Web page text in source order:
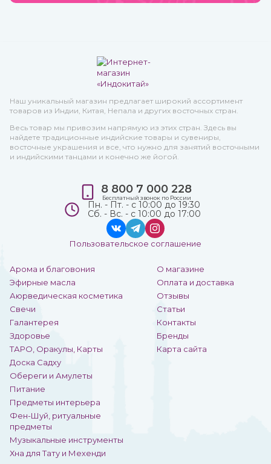
Наш уникальный магазин предлагает широкий ассортимент
товаров из Индии, Китая, Непала и других восточных стран.
Весь товар мы привозим напрямую из этих стран. Здесь вы
найдете традиционные индийские товары и сувениры,
восточные украшения и все, что нужно для занятий восточными
и индийскими танцами и конечно же йогой.
Арома и благовония
Эфирные масла
Аюрведическая косметика
Свечи
Галантерея
Здоровье
ТАРО, Оракулы, Карты
Доска Садху
Обереги и Амулеты
Питание
Предметы интерьера
Фен-Шуй, ритуальные
предметы
Музыкальные инструменты
Хна для Тату и Мехенди
О магазине
Оплата и доставка
Отзывы
Статьи
Контакты
Бренды
Карта сайта
8 800 7 000 228
Бесплатный звонок по России
Пн. - Пт. - с 10:00 до 19:30
Сб. - Вс. - с 10:00 до 17:00
Пользовательское соглашение